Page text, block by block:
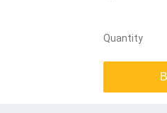
Quantity